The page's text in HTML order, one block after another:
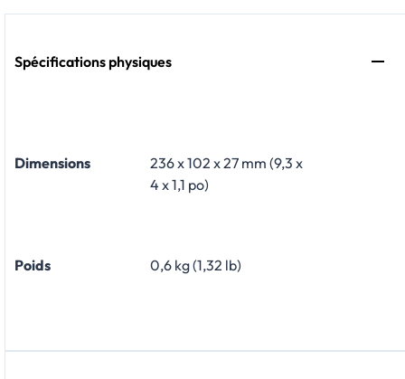
Spécifications physiques
Dimensions
236 x 102 x 27 mm (9,3 x
4 x 1,1 po)
Poids 0,6 kg (1,32 lb)